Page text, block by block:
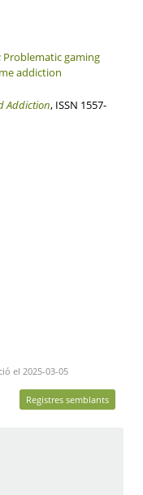
Problematic gaming
addiction
Addiction, ISSN 1557-
el 2025-03-05
Registres semblants